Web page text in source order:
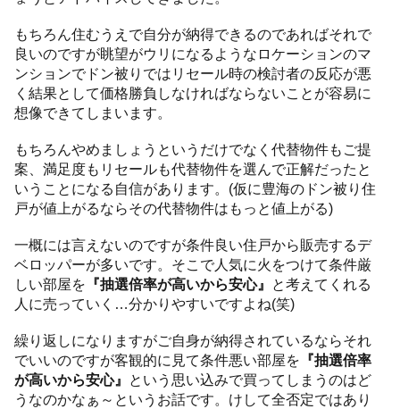
もちろん住むうえで自分が納得できるのであればそれで
良いのですが眺望がウリになるようなロケーションのマ
ンションでドン被りではリセール時の検討者の反応が悪
く結果として価格勝負しなければならないことが容易に
想像できてしまいます。
もちろんやめましょうというだけでなく代替物件もご提
案、満足度もリセールも代替物件を選んで正解だったと
いうことになる自信があります。(仮に豊海のドン被り住
戸が値上がるならその代替物件はもっと値上がる)
一概には言えないのですが条件良い住戸から販売するデ
ベロッパーが多いです。そこで人気に火をつけて条件厳
しい部屋を 『抽選倍率が高いから安心』 と考えてくれる
人に売っていく…分かりやすいですよね(笑)
繰り返しになりますがご自身が納得されているならそれ
でいいのですが客観的に見て条件悪い部屋を 『抽選倍率
が高いから安心』 という思い込みで買ってしまうのはど
うなのかなぁ～というお話です。けして全否定ではあり